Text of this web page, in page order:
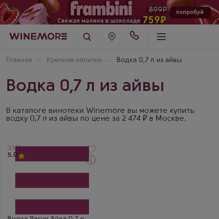
Главная Крепкие напитки Водка 0,7 л из айвы
Водка 0,7 л из айвы
В каталоге винотеки Winemore вы можете купить
водку 0,7 л из айвы по цене за 2 474 ₽ в Москве.
Артикул
3313
5.0
Производитель